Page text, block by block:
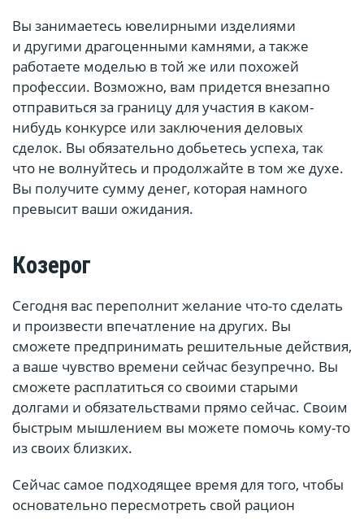
Вы занимаетесь ювелирными изделиями
и другими драгоценными камнями, а также
работаете моделью в той же или похожей
профессии. Возможно, вам придется внезапно
отправиться за границу для участия в каком-
нибудь конкурсе или заключения деловых
сделок. Вы обязательно добьетесь успеха, так
что не волнуйтесь и продолжайте в том же духе.
Вы получите сумму денег, которая намного
превысит ваши ожидания.
Козерог
Сегодня вас переполнит желание что-то сделать
и произвести впечатление на других. Вы
сможете предпринимать решительные действия,
а ваше чувство времени сейчас безупречно. Вы
сможете расплатиться со своими старыми
долгами и обязательствами прямо сейчас. Своим
быстрым мышлением вы можете помочь кому-то
из своих близких.
Сейчас самое подходящее время для того, чтобы
основательно пересмотреть свой рацион